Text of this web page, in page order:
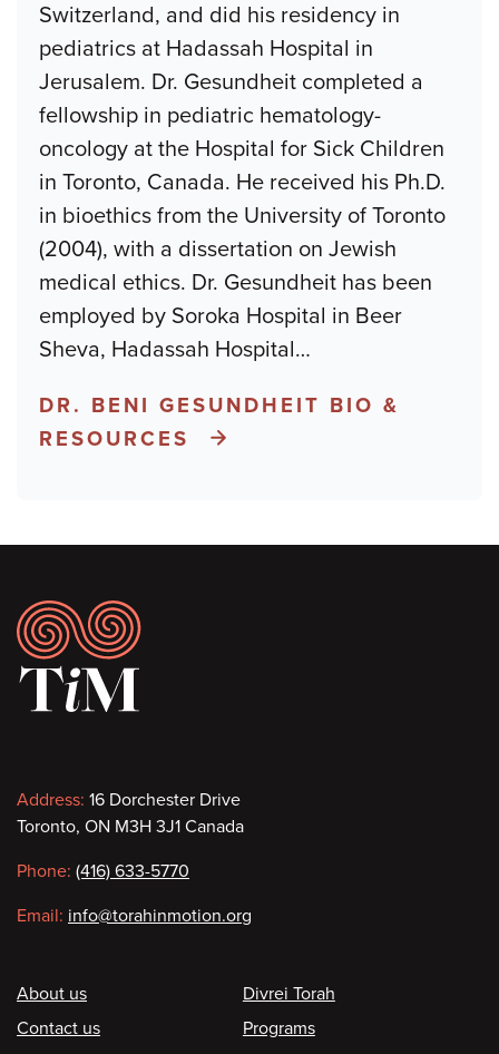
Switzerland, and did his residency in
pediatrics at Hadassah Hospital in
Jerusalem. Dr. Gesundheit completed a
fellowship in pediatric hematology-
oncology at the Hospital for Sick Children
in Toronto, Canada. He received his Ph.D.
in bioethics from the University of Toronto
(2004), with a dissertation on Jewish
medical ethics. Dr. Gesundheit has been
employed by Soroka Hospital in Beer
Sheva, Hadassah Hospital…
DR. BENI GESUNDHEIT BIO &
RESOURCES
Footer
Contact
information
Address: 16 Dorchester Drive
Toronto, ON M3H 3J1 Canada
Phone: (416) 633-5770
Email: info@torahinmotion.org
Footer
About us
Contact us
Divrei Torah
Programs